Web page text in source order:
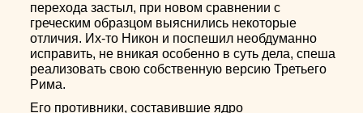
перехода застыл, при новом сравнении с
греческим образцом выяснились некоторые
отличия. Их-то Никон и поспешил необдуманно
исправить, не вникая особенно в суть дела, спеша
реализовать свою собственную версию Третьего
Рима.
Его противники, составившие ядро